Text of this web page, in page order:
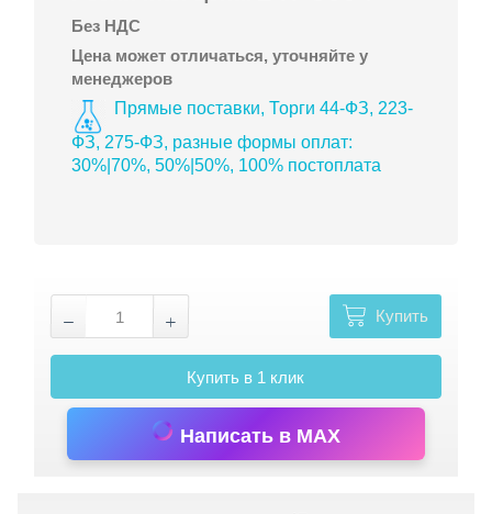
Без НДС
Цена может отличаться, уточняйте у
менеджеров
Прямые поставки, Торги 44-ФЗ, 223-
ФЗ, 275-ФЗ, разные формы оплат:
30%|70%, 50%|50%, 100% постоплата
Купить
Купить в 1 клик
Написать в MAX